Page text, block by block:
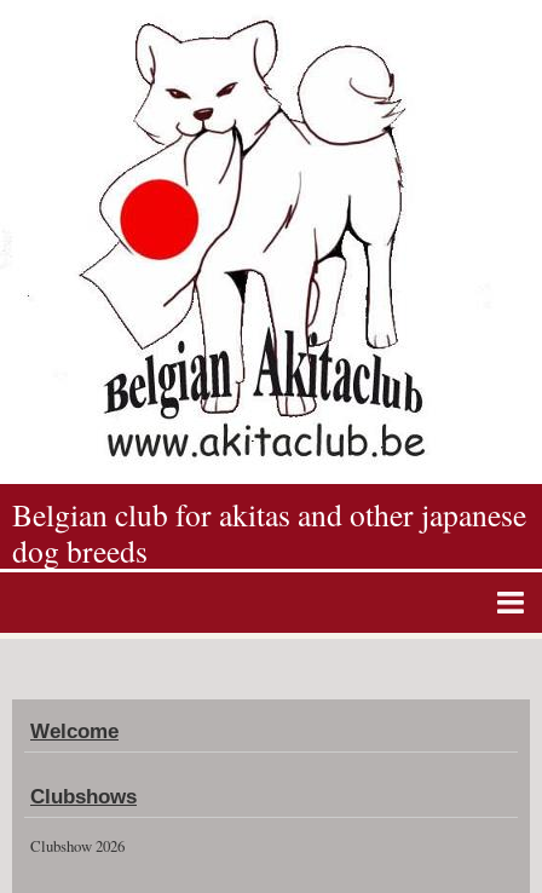
Belgian club for akitas and other japanese
dog breeds
Album photos
Agenda
Guestbook
News
Welcome
Clubshows
Clubshow 2026